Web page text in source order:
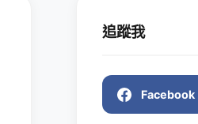
追蹤我
Facebook